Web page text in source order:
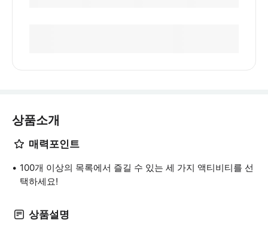
상품소개
매력포인트
100개 이상의 목록에서 즐길 수 있는 세 가지 액티비티를 선
택하세요!
상품설명